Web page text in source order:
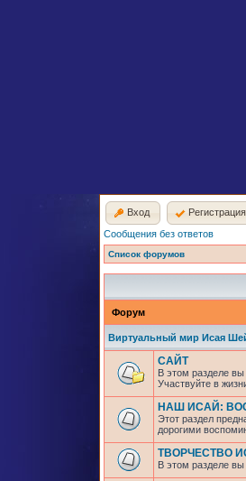
Вход Регистрация
Сообщения без ответов
Список форумов
Форум
Виртуальный мир Исая
САЙТ
В этом разделе вы
Участвуйте в
НАШ ИСАЙ:
Этот раздел
дорогими
ТВОРЧЕСТВО
В этом разделе